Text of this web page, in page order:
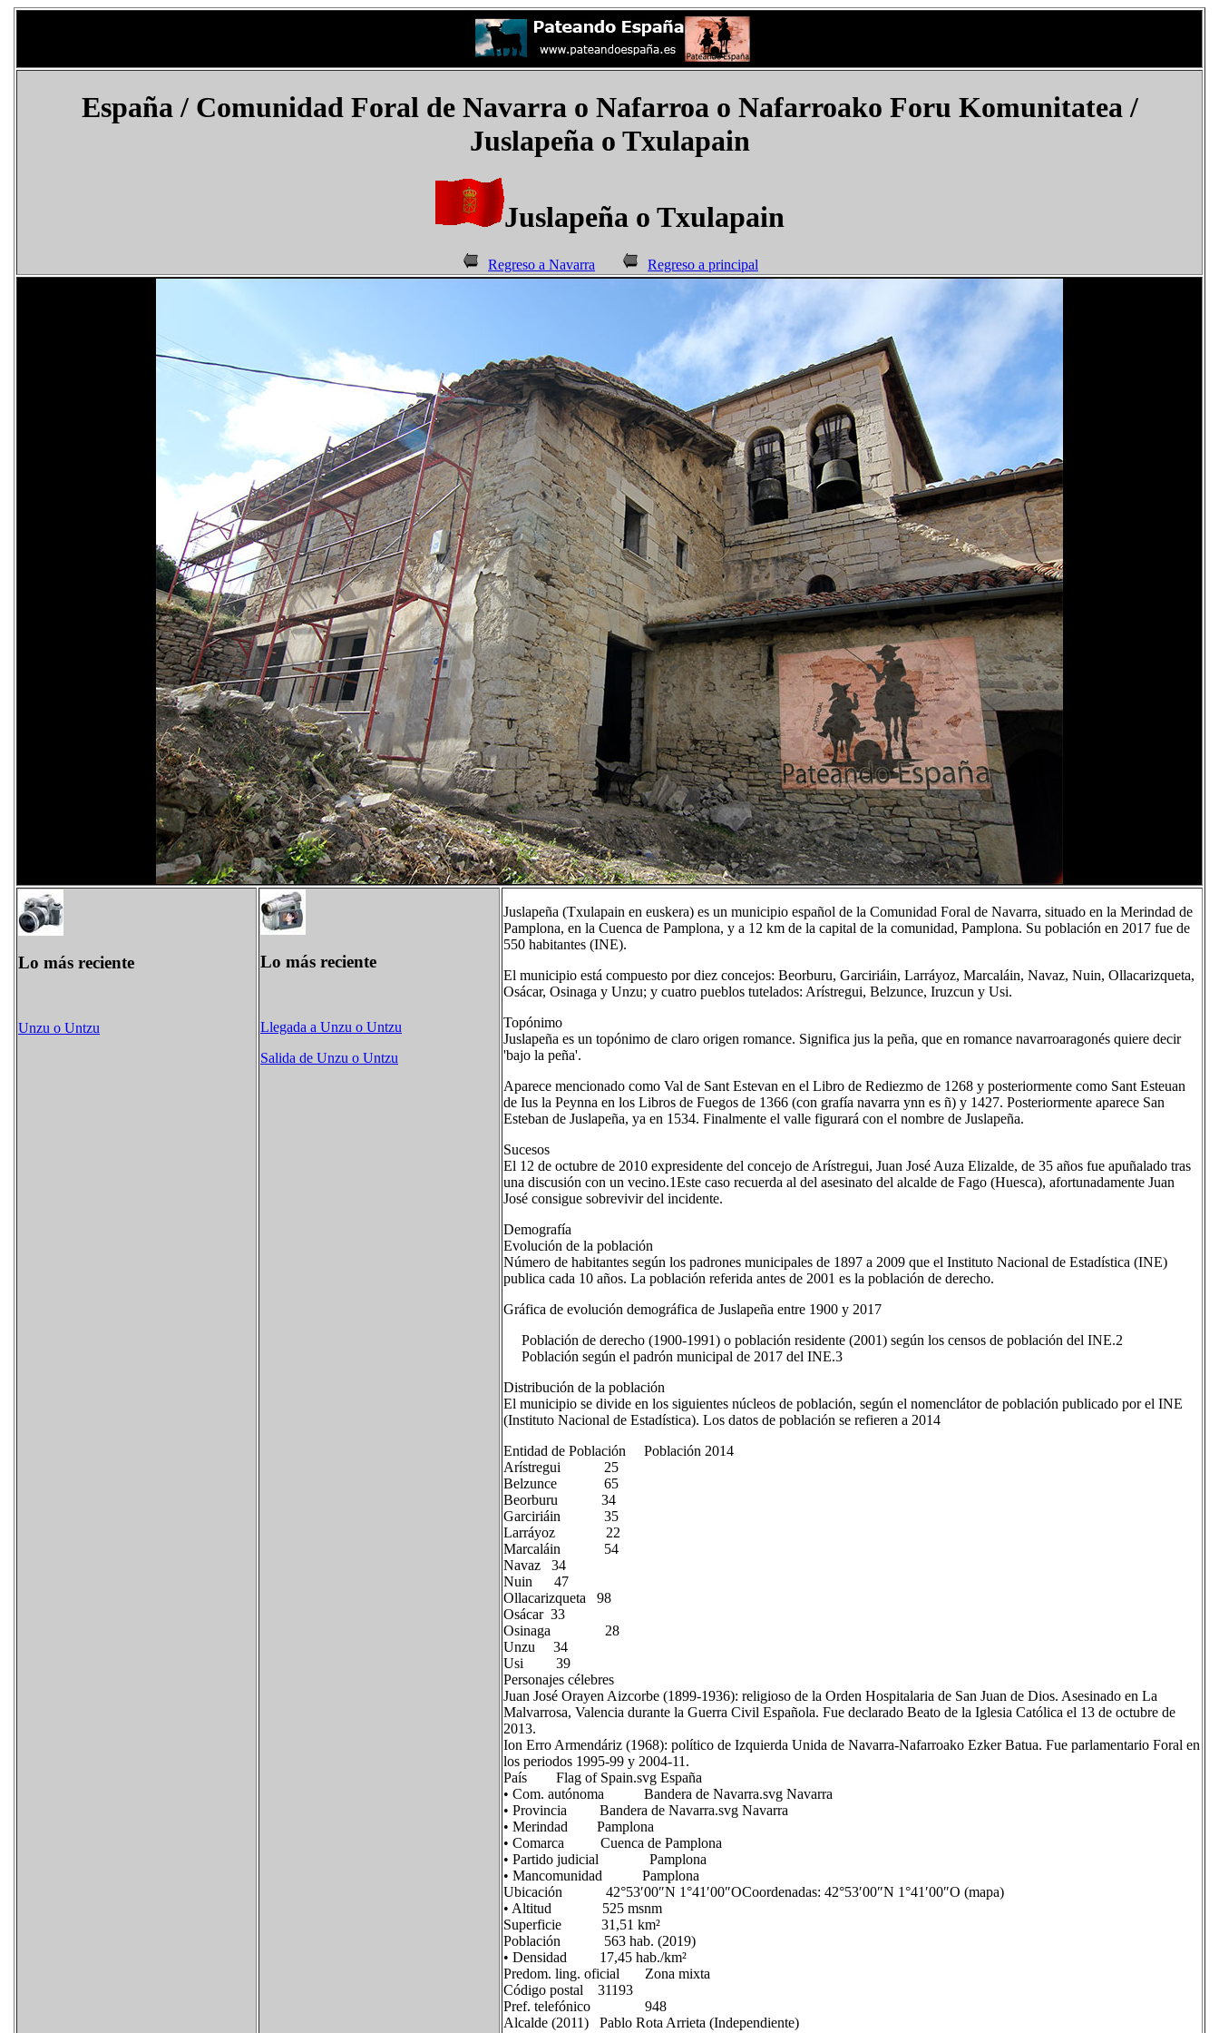
España/ Comunidad Foral de Navarra o Nafarroa o Nafarroako Foru Komunitatea /
Juslapeña o Txulapain
Juslapeña o Txulapain
Regreso a Navarra Regreso a principal
Lo más reciente
Unzu o Untzu
Lo más reciente
Llegada a Unzu o Untzu
Salida de Unzu o Untzu
Juslapeña (Txulapain en euskera) es un municipio español de la Comunidad Foral de Navarra, situado en la Merindad de
Pamplona, en la Cuenca de Pamplona, y a 12 km de la capital de la comunidad, Pamplona. Su población en 2017 fue de
550 habitantes (INE).
El municipio está compuesto por diez concejos: Beorburu, Garciriáin, Larráyoz, Marcaláin, Navaz, Nuin, Ollacarizqueta,
Osácar, Osinaga y Unzu; y cuatro pueblos tutelados: Arístregui, Belzunce, Iruzcun y Usi.
Topónimo
Juslapeña es un topónimo de claro origen romance. Significa jus la peña, que en romance navarroaragonés quiere decir
'bajo la peña'.
Aparece mencionado como Val de Sant Estevan en el Libro de Rediezmo de 1268 y posteriormente como Sant Esteuan
de Ius la Peynna en los Libros de Fuegos de 1366 (con grafía navarra ynn es ñ) y 1427. Posteriormente aparece San
Esteban de Juslapeña, ya en 1534. Finalmente el valle figurará con el nombre de Juslapeña.
Sucesos
El 12 de octubre de 2010 expresidente del concejo de Arístregui, Juan José Auza Elizalde, de 35 años fue apuñalado tras
una discusión con un vecino.1​Este caso recuerda al del asesinato del alcalde de Fago (Huesca), afortunadamente Juan
José consigue sobrevivir del incidente.
Demografía
Evolución de la población
Número de habitantes según los padrones municipales de 1897 a 2009 que el Instituto Nacional de Estadística (INE)
publica cada 10 años. La población referida antes de 2001 es la población de derecho.
Gráfica de evolución demográfica de Juslapeña entre 1900 y 2017
Población de derecho (1900-1991) o población residente (2001) según los censos de población del INE.2​
Población según el padrón municipal de 2017 del INE.3​
Distribución de la población
El municipio se divide en los siguientes núcleos de población, según el nomenclátor de población publicado por el INE
(Instituto Nacional de Estadística). Los datos de población se refieren a 2014
Entidad de Población Población 2014
Arístregui 25
Belzunce 65
Beorburu 34
Garciriáin 35
Larráyoz 22
Marcaláin 54
Navaz 34
Nuin 47
Ollacarizqueta 98
Osácar 33
Osinaga 28
Unzu 34
Usi 39
Personajes célebres
Juan José Orayen Aizcorbe (1899-1936): religioso de la Orden Hospitalaria de San Juan de Dios. Asesinado en La
Malvarrosa, Valencia durante la Guerra Civil Española. Fue declarado Beato de la Iglesia Católica el 13 de octubre de
2013.
Ion Erro Armendáriz (1968): político de Izquierda Unida de Navarra-Nafarroako Ezker Batua. Fue parlamentario Foral en
los periodos 1995-99 y 2004-11.
País Flag of Spain.svg España
• Com. autónoma Bandera de Navarra.svg Navarra
• Provincia Bandera de Navarra.svg Navarra
• Merindad Pamplona
• Comarca Cuenca de Pamplona
• Partido judicial Pamplona
• Mancomunidad Pamplona
Ubicación 42°53′00″N 1°41′00″OCoordenadas: 42°53′00″N 1°41′00″O (mapa)
• Altitud 525 msnm
Superficie 31,51 km²
Población 563 hab. (2019)
• Densidad 17,45 hab./km²
Predom. ling. oficial Zona mixta
Código postal 31193
Pref. telefónico 948
Alcalde (2011) Pablo Rota Arrieta (Independiente)